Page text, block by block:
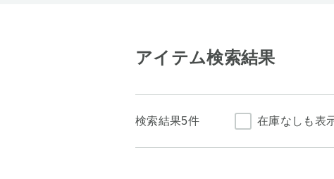
アイテム検索結果
検索結果5件 在庫なしも表